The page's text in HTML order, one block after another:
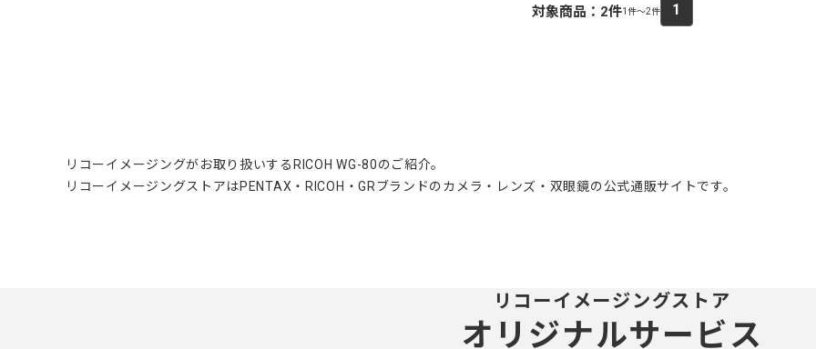
対象商品： 2件1件～2件 1
リコーイメージングがお取り扱いするRICOH WG-80のご紹介。
リコーイメージングストアはPENTAX・RICOH・GRブランドのカメラ・レンズ・双眼鏡の公式通販サイトです。
リコーイメージングストア
オリジナルサービス